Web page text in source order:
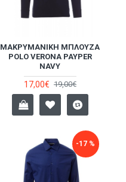
ΜΑΚΡΥΜΆΝΙΚΗ ΜΠΛΟΎΖΑ
POLO VERONA PAYPER
NAVY
17,00€ 19,00€
-17 %